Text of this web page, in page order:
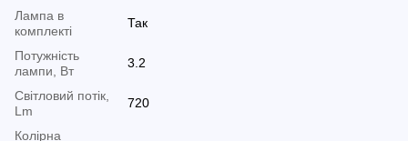
Лампа в
комплекті
Так
Потужність
лампи, Вт
3.2
Світловий потік,
Lm
720
Колірна